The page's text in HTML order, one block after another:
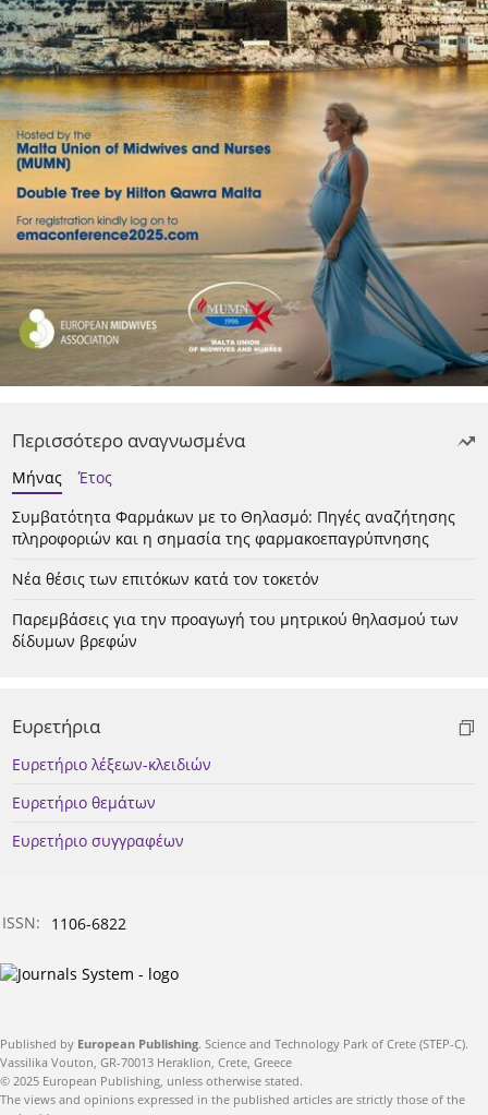
Περισσότερο αναγνωσμένα
Μήνας
Έτος
Συμβατότητα Φαρμάκων με το Θηλασμό: Πηγές αναζήτησης
πληροφοριών και η σημασία της φαρμακοεπαγρύπνησης
Νέα θέσις των επιτόκων κατά τον τοκετόν
Παρεμβάσεις για την προαγωγή του μητρικού θηλασμού των
δίδυμων βρεφών
Ευρετήρια
Ευρετήριο λέξεων-κλειδιών
Ευρετήριο θεμάτων
Ευρετήριο συγγραφέων
ISSN: 1106-6822
Published by European Publishing. Science and Technology Park of Crete (STEP-C).
Vassilika Vouton, GR-70013 Heraklion, Crete, Greece
© 2025 European Publishing, unless otherwise stated.
The views and opinions expressed in the published articles are strictly those of the